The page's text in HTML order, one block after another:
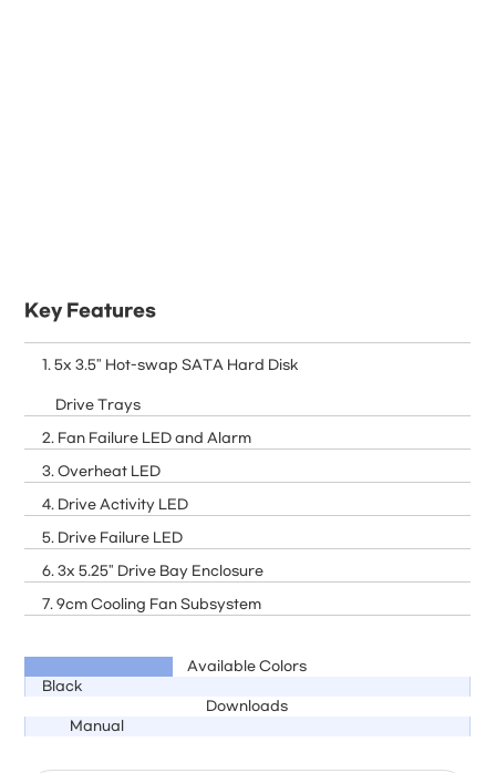
Key Features
1. 5x 3.5" Hot-swap SATA Hard Disk
Drive Trays
2. Fan Failure LED and Alarm
3. Overheat LED
4. Drive Activity LED
5. Drive Failure LED
6. 3x 5.25" Drive Bay Enclosure
7. 9cm Cooling Fan Subsystem
Available Colors
Black
Downloads
Manual